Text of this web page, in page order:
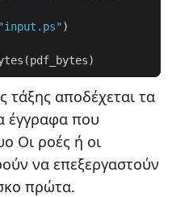
"input.ps"
τάξης αποδέχεται τα
έγγραφα που
Οι ροές ή οι
να επεξεργαστούν
πρώτα.